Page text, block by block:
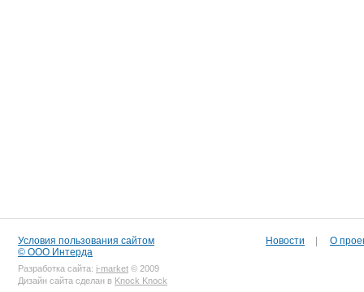
Условия пользования сайтом
© ООО Интерда
Разработка сайта: i-market © 2009
Дизайн сайта сделан в Knock Knock
Новости О